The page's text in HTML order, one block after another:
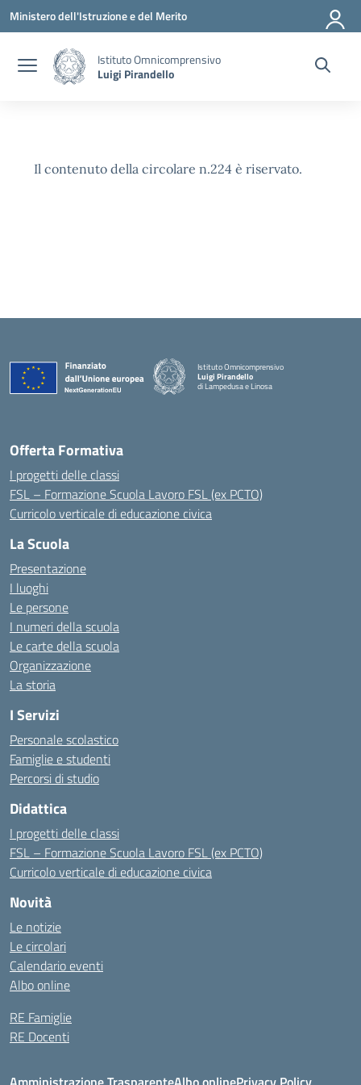
Vai ai contenuti
Vai al menu di navigazione
Vai al footer
Ministero dell'Istruzione e del Merito
Istituto Omnicomprensivo
Luigi Pirandello
Il contenuto della circolare n.224 è riservato.
Istituto Omnicomprensivo
Luigi Pirandello
di Lampedusa e Linosa
Offerta Formativa
I progetti delle classi
FSL – Formazione Scuola Lavoro FSL (ex PCTO)
Curricolo verticale di educazione civica
La Scuola
Presentazione
I luoghi
Le persone
I numeri della scuola
Le carte della scuola
Organizzazione
La storia
I Servizi
Personale scolastico
Famiglie e studenti
Percorsi di studio
Didattica
I progetti delle classi
FSL – Formazione Scuola Lavoro FSL (ex PCTO)
Curricolo verticale di educazione civica
Novità
Le notizie
Le circolari
Calendario eventi
Albo online
RE Famiglie
RE Docenti